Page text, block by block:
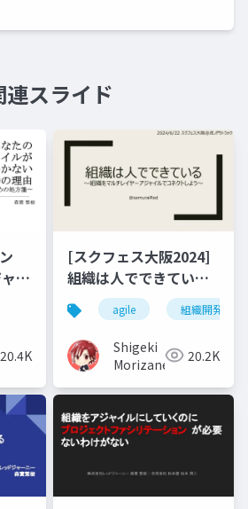
連スライド
イ
た
20.4K
[スクフェス大阪2024]
組織は人でできている
～組織をマルチレイヤ
ーアジャイルでコネク
トしよう～
agile 組織開発
Shigeki
Morizane
20.2K